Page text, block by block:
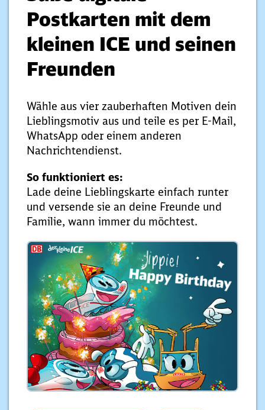
Postkarten mit dem
kleinen ICE und seinen
Freunden
Wähle aus vier zauberhaften Motiven dein
Lieblingsmotiv aus und teile es per E-Mail,
WhatsApp oder einem anderen
Nachrichtendienst.
So funktioniert es:
Lade deine Lieblingskarte einfach runter
und versende sie an deine Freunde und
Familie, wann immer du möchtest.